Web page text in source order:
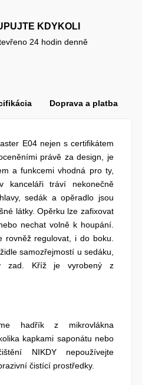
KDYKOLI
24 hodin denně
Doprava a platba
E04 nejen s certifikátem
právě za design, je
a funkcemi vhodná pro ty,
tráví nekonečně
sedák a opěradlo jsou
látky. Opěrku lze zafixovat
nechat volně k houpání.
rovněž regulovat, i do boku.
samozřejmostí u sedáku,
zad. Kříž je vyrobený z
hadřík z mikrovlákna
kapkami saponátu nebo
NIKDY nepoužívejte
čistící prostředky.